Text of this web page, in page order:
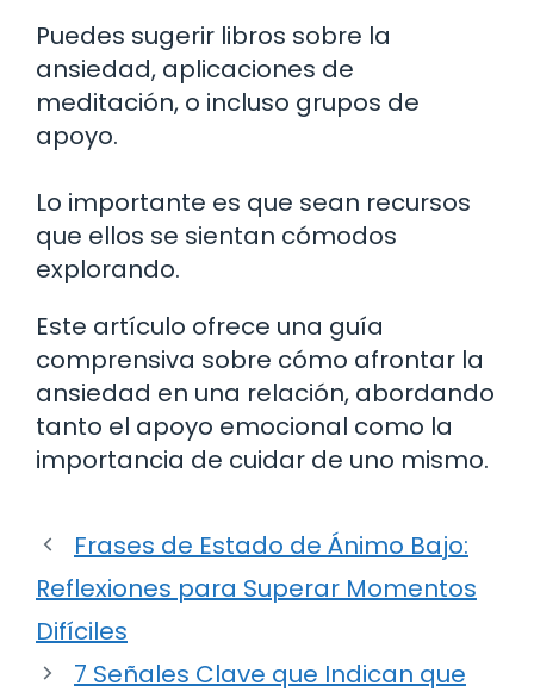
Puedes sugerir libros sobre la
ansiedad, aplicaciones de
meditación, o incluso grupos de
apoyo.
Lo importante es que sean recursos
que ellos se sientan cómodos
explorando.
Este artículo ofrece una guía
comprensiva sobre cómo afrontar la
ansiedad en una relación, abordando
tanto el apoyo emocional como la
importancia de cuidar de uno mismo.
Frases de Estado de Ánimo Bajo:
Reflexiones para Superar Momentos
Difíciles
7 Señales Clave que Indican que